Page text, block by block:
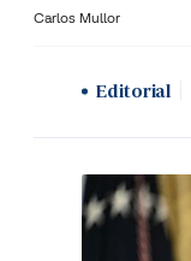
Carlos Mullor
Editorial